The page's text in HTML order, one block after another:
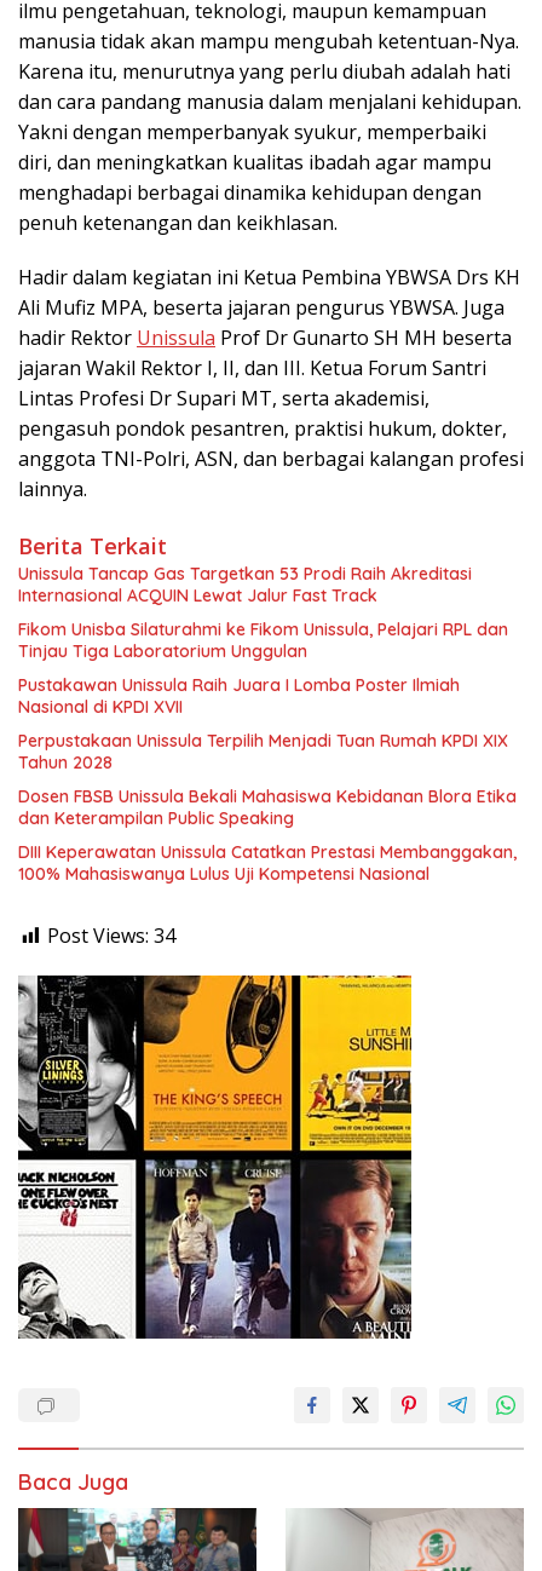
ilmu pengetahuan, teknologi, maupun kemampuan
manusia tidak akan mampu mengubah ketentuan-Nya.
Karena itu, menurutnya yang perlu diubah adalah hati
dan cara pandang manusia dalam menjalani kehidupan.
Yakni dengan memperbanyak syukur, memperbaiki
diri, dan meningkatkan kualitas ibadah agar mampu
menghadapi berbagai dinamika kehidupan dengan
penuh ketenangan dan keikhlasan.
Hadir dalam kegiatan ini Ketua Pembina YBWSA Drs KH
Ali Mufiz MPA, beserta jajaran pengurus YBWSA. Juga
hadir Rektor Unissula Prof Dr Gunarto SH MH beserta
jajaran Wakil Rektor I, II, dan III. Ketua Forum Santri
Lintas Profesi Dr Supari MT, serta akademisi,
pengasuh pondok pesantren, praktisi hukum, dokter,
anggota TNI-Polri, ASN, dan berbagai kalangan profesi
lainnya.
Berita Terkait
Unissula Tancap Gas Targetkan 53 Prodi Raih Akreditasi
Internasional ACQUIN Lewat Jalur Fast Track
Fikom Unisba Silaturahmi ke Fikom Unissula, Pelajari RPL dan
Tinjau Tiga Laboratorium Unggulan
Pustakawan Unissula Raih Juara I Lomba Poster Ilmiah
Nasional di KPDI XVII
Perpustakaan Unissula Terpilih Menjadi Tuan Rumah KPDI XIX
Tahun 2028
Dosen FBSB Unissula Bekali Mahasiswa Kebidanan Blora Etika
dan Keterampilan Public Speaking
DIII Keperawatan Unissula Catatkan Prestasi Membanggakan,
100% Mahasiswanya Lulus Uji Kompetensi Nasional
Post Views: 34
Baca Juga